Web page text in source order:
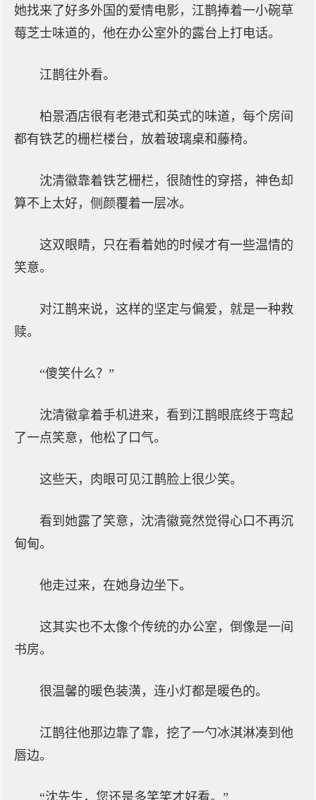
她找来了好多外国的爱情电影，江鹊捧着一小碗草
莓芝士味道的，他在办公室外的露台上打电话。
江鹊往外看。
柏景酒店很有老港式和英式的味道，每个房间
都有铁艺的栅栏楼台，放着玻璃桌和藤椅。
沈清徽靠着铁艺栅栏，很随性的穿搭，神色却
算不上太好，侧颜覆着一层冰。
这双眼睛，只在看着她的时候才有一些温情的
笑意。
对江鹊来说，这样的坚定与偏爱，就是一种救
赎。
“傻笑什么？”
沈清徽拿着手机进来，看到江鹊眼底终于弯起
了一点笑意，他松了口气。
这些天，肉眼可见江鹊脸上很少笑。
看到她露了笑意，沈清徽竟然觉得心口不再沉
甸甸。
他走过来，在她身边坐下。
这其实也不太像个传统的办公室，倒像是一间
书房。
很温馨的暖色装潢，连小灯都是暖色的。
江鹊往他那边靠了靠，挖了一勺冰淇淋凑到他
唇边。
“沈先生，您还是多笑笑才好看。”